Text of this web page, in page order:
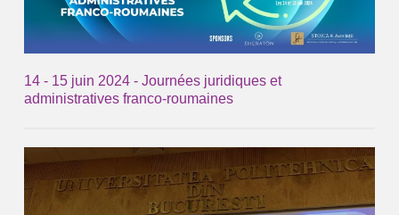
14 - 15 juin 2024 - Journées juridiques et
administratives franco-roumaines